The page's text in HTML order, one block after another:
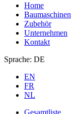
Home
Baumaschinen
Zubehör
Unternehmen
Kontakt
Sprache: DE
EN
FR
NL
Gesamtliste